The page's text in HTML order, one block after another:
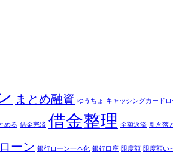
まとめ融資 ゆうちょ キャッシングカードロ
める 借金完済 借金整理 全額返済 引き落
ーン 銀行ローン一本化 銀行口座 限度額 限度額い